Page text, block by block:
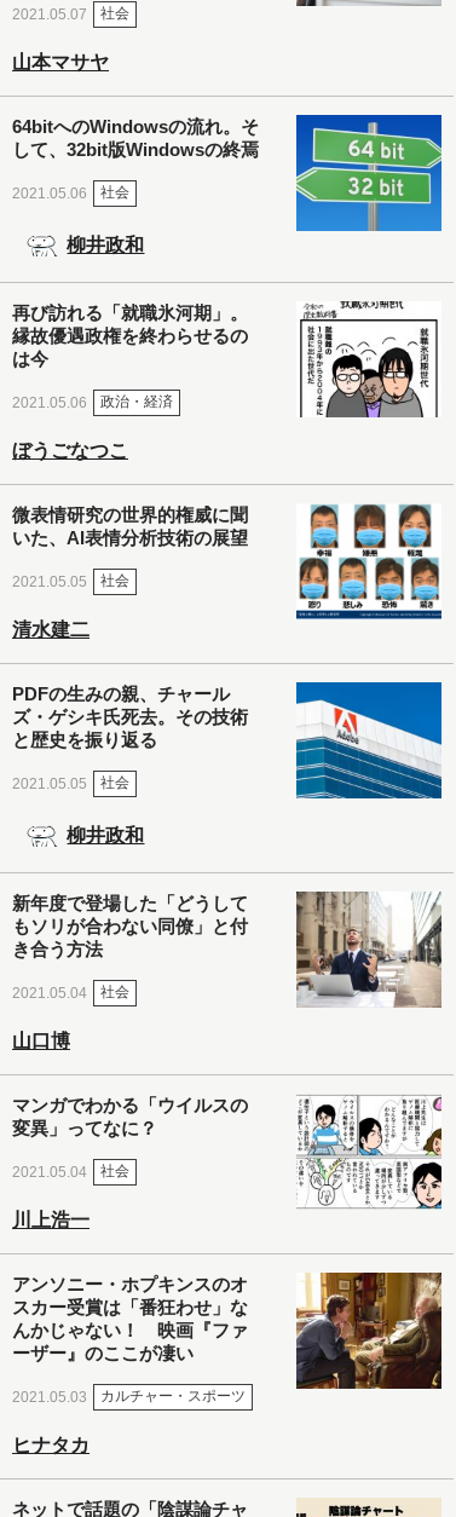
2021.05.07 社会
山本マサヤ
64bitへのWindowsの流れ。そ
して、32bit版Windowsの終焉
2021.05.06 社会
柳井政和
再び訪れる「就職氷河期」。
縁故優遇政権を終わらせるの
は今
2021.05.06 政治・経済
ぼうごなつこ
微表情研究の世界的権威に聞
いた、AI表情分析技術の展望
2021.05.05 社会
清水建二
PDFの生みの親、チャール
ズ・ゲシキ氏死去。その技術
と歴史を振り返る
2021.05.05 社会
柳井政和
新年度で登場した「どうして
もソリが合わない同僚」と付
き合う方法
2021.05.04 社会
山口博
マンガでわかる「ウイルスの
変異」ってなに？
2021.05.04 社会
川上浩一
アンソニー・ホプキンスのオ
スカー受賞は「番狂わせ」な
んかじゃない！ 映画『ファ
ーザー』のここが凄い
2021.05.03 カルチャー・スポーツ
ヒナタカ
ネットで話題の「陰謀論チャ